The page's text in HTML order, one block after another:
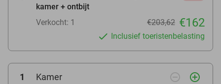
kamer + ontbijt
Verkocht: 1 €203,62 €162
Inclusief toeristenbelasting
1 Kamer remove_circle_outline add_circle_outline